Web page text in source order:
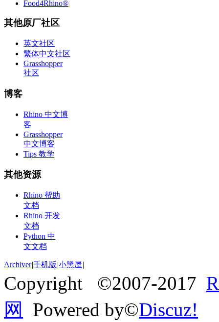
Food4Rhino®
其他原厂社区
英文社区
繁体中文社区
Grasshopper
社区
博客
Rhino 中文博
客
Grasshopper
中文博客
Tips 教学
其他资源
Rhino 帮助
文档
Rhino 开发
文档
Python 中
文文档
Archiver|手机版 |小黑屋|
Copyright ©2007-2017
网
Powered by©Discuz!